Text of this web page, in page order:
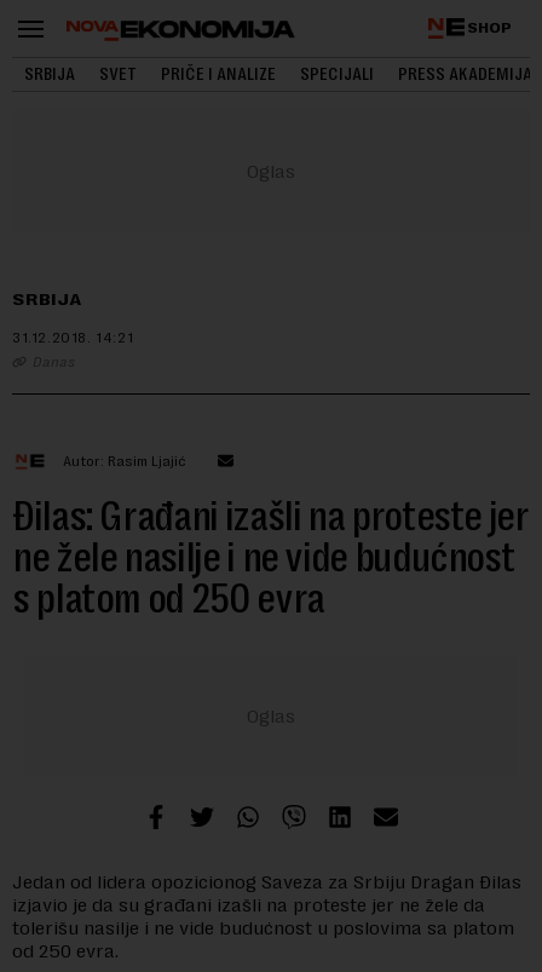
SHOP
SRBIJA SVET PRIČE I ANALIZE SPECIJALI PRESS AKADEMIJA
SRBIJA
31.12.2018. 14:21
Danas
Autor: Rasim Ljajić
Đilas: Građani izašli na proteste jer
ne žele nasilje i ne vide budućnost
s platom od 250 evra
Jedan od lidera opozicionog Saveza za Srbiju Dragan Đilas
izjavio je da su građani izašli na proteste jer ne žele da
tolerišu nasilje i ne vide budućnost u poslovima sa platom
od 250 evra.